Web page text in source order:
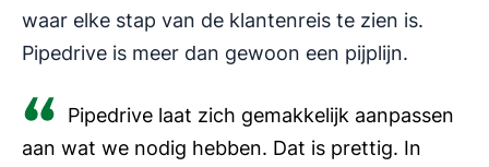
waar elke stap van de klantenreis te zien is.
Pipedrive is meer dan gewoon een pijplijn.
Pipedrive laat zich gemakkelijk aanpassen
aan wat we nodig hebben. Dat is prettig. In